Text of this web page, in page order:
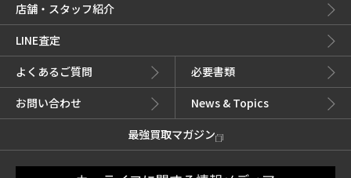
店舗・スタッフ紹介
LINE査定
よくあるご質問
必要書類
お問い合わせ
News & Topics
最強買取マガジン